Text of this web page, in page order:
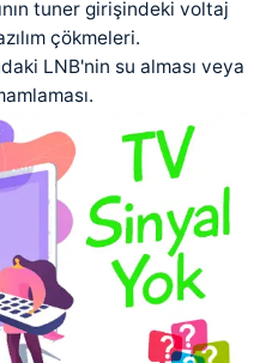
tuner girişindeki voltaj
çökmeleri.
LNB'nin su alması veya